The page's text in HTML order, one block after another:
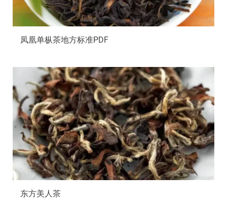
凤凰单枞茶地方标准PDF
东方美人茶